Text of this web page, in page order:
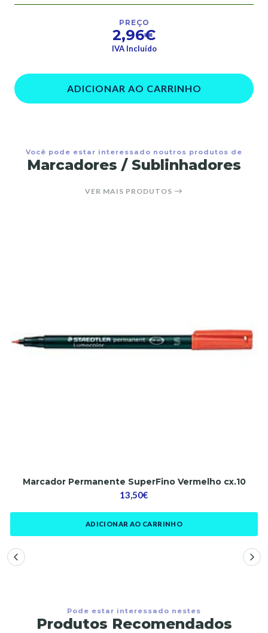
PREÇO
2,96€
IVA Incluído
ADICIONAR AO CARRINHO
Você pode estar interessado noutros produtos de
Marcadores / Sublinhadores
VER MAIS PRODUTOS
Marcador Permanente SuperFino Vermelho cx.10
13,50€
ADICIONAR AO CARRINHO
Pode estar interessado nestes
Produtos Recomendados